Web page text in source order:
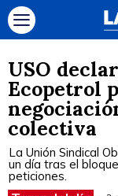
USO
Ecopetrol
colectiva
La Unión Sindical
un día tras el
peticiones.